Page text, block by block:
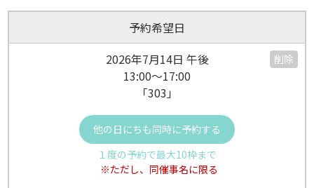
予約希望日
2026年7月14日 午後
13:00～17:00
「303」
削除
他の日にちも同時に予約する
１度の予約で最大10枠まで
※ただし、同催事名に限る